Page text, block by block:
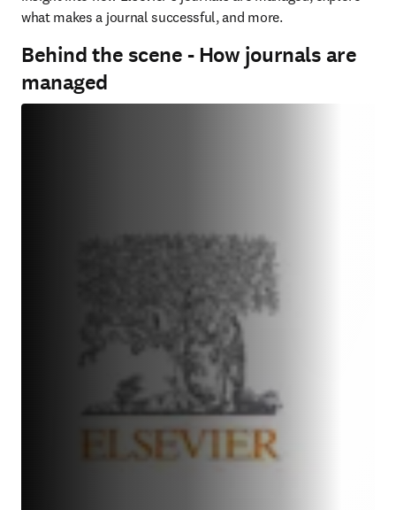
what makes a journal successful, and more.
Behind the scene - How journals are
managed